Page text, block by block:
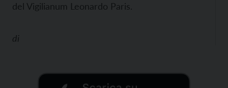
del Vigilianum Leonardo Paris.
di